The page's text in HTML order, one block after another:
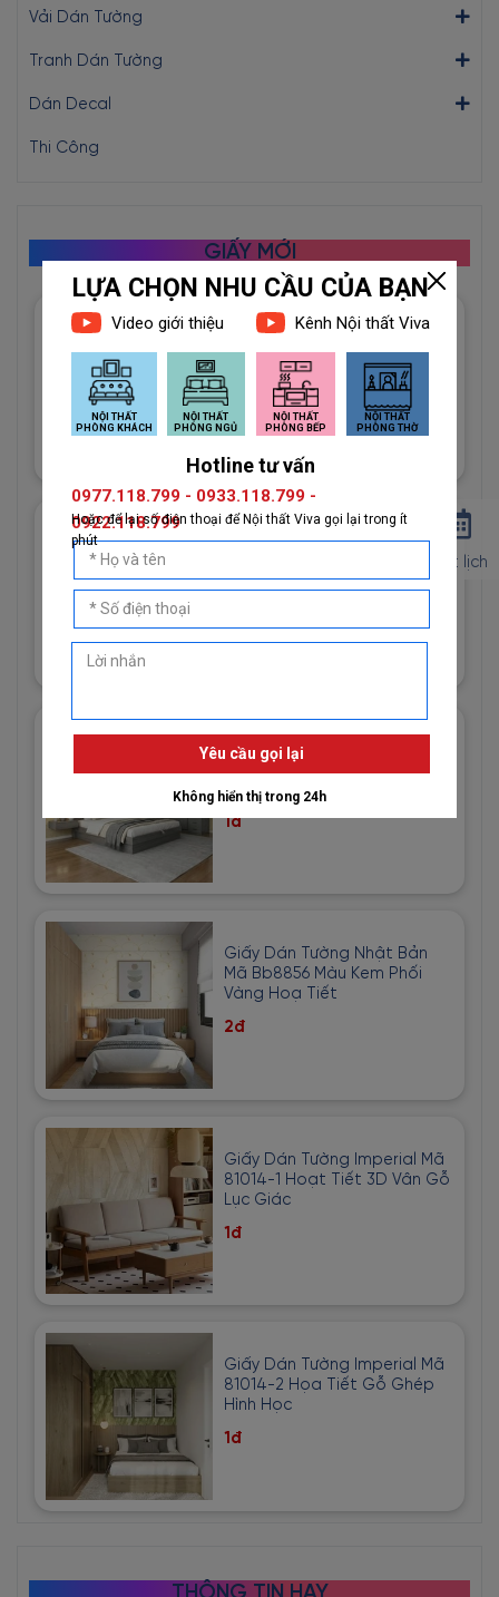
Vải Dán Tường
Tranh Dán Tường
Dán Decal
Thi Công
GIẤY MỚI
Giấy Dán Tường Imperial Mã
81012-3 Họa Tiết Hình Học
Độc Đáo
1đ
Giấy Dán Tường Imperial Mã
Trắng
Giấy Dán Tường Imperial Mã
81013-3 Hoạ Tiết Vải Bố Màu
Vàng Cát
1đ
Giấy Dán Tường Nhật Bản
Mã Bb8856 Màu Kem Phối
Vàng Hoạ Tiết
2đ
Giấy Dán Tường Imperial Mã
81014-1 Hoạt Tiết 3D Vân Gỗ
Lục Giác
1đ
Giấy Dán Tường Imperial Mã
81014-2 Họa Tiết Gỗ Ghép
Hình Học
1đ
Đặt lịch